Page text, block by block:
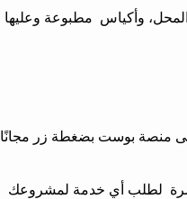
وأكياس مطبوعة وعليها
منصة بوست بضغطة زر مجانًا
لطلب أي خدمة لمشروعك